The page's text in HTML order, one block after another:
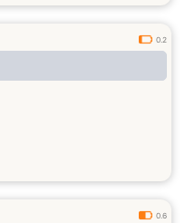
0.2
0.6